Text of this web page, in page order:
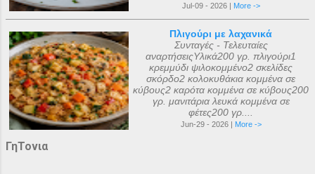
Jul-09 - 2026 | More ->
Πλιγούρι με λαχανικά
Συνταγές - Τελευταίες
αναρτήσειςΥλικά200 γρ. πλιγούρι1
κρεμμύδι ψιλοκομμένο2 σκελίδες
σκόρδο2 κολοκυθάκια κομμένα σε
κύβους2 καρότα κομμένα σε κύβους200
γρ. μανιτάρια λευκά κομμένα σε
φέτες200 γρ....
Jun-29 - 2026 | More ->
ΓηΤονια